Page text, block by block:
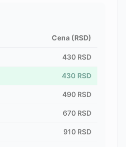
Cena (RSD)
430 RSD
430 RSD
490 RSD
670 RSD
910 RSD